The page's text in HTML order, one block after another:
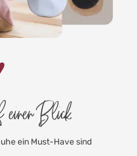
Blick
ein Must-Have sind